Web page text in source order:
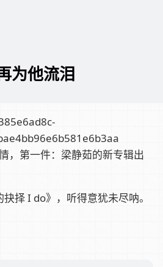
为他流泪
，第一件：梁静茹的新专辑出
择 I do》，听得意犹未尽呐。